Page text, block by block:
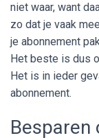
niet waar, want
zo dat je vaak
je abonnement
Het beste is dus
Het is in ieder
abonnement.
Besparen